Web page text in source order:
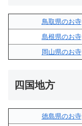
鳥取県のお寺
島根県のお寺
岡山県のお寺
四国地方
徳島県のお寺